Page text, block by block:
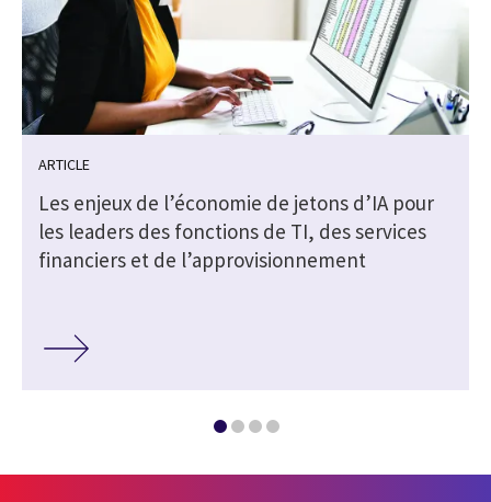
ARTICLE
Les enjeux de l’économie de jetons d’IA pour
les leaders des fonctions de TI, des services
financiers et de l’approvisionnement